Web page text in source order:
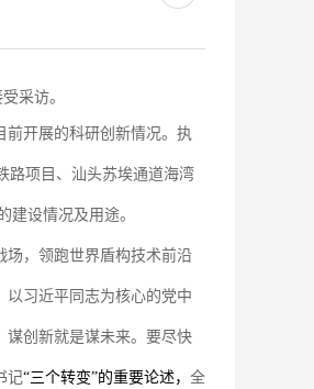
采访。
前开展的科研创新情况。执
路项目、汕头苏埃通道海湾
设情况及用途。
场，领跑世界盾构技术前沿
以习近平同志为核心的党中
谋创新就是谋未来。要尽快
记“三个转变”的重要论述， 全